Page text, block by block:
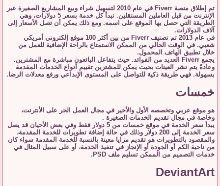
تم إطلاق منصة Fiverr في عام 2010 لتسهيل شراء وبيع المشاريع الصغيرة عبر
الإنترنت من قبل العاملين المستقلين. تبدأ كل خدمة بسعر 5 دولارات، وهي
الطريقة التي حصل بها الموقع على اسمه. ومع ذلك يمكن أن تصل الأسعار إلى
آلاف الدولارات.
في عام 2013 تم تصنيف Fiverr من بين أكثر 100 موقع إلكتروني أمريكي
شعبي. في الوقت الحالي من الممكن الاستمتاع بالراحة الإضافية للعمل من
خلال تطبيق الهاتف المحمول.
يجمع Fiverr العديد من الفوائد. حيث يتفاعل البائعون مباشرة مع المشترين.
وعادةً يتم نشر العينات بحيث يمكن للمشترين تقييم أنواع الخدمات المقدمة
بسهولة. فهي طريقة ذكية للتواصل على المستوى الإبداعي ورفع معدلات الرضا.
خمسات
هو موقع عربي وتخصصه الأول والأخير في مجال العمل الحر على الأنترنت،
وخاصة في مجال تقديم الخدمات الصغيرة .
يبدأ سعر الخدمة في موقع خمسات من 5 دولار فقط وفي بعض الأحيان قد يصل
سعر الخدمة إلى 200 دولار وذلك في حالة إضافة تطويرات للخدمة المقدمة،
والمقصود بالتطويرات هو تقديم مزايا معينة بالنسبة للخدمة المقدمة سواء كان
من ناحية الكم أو الجودة أو الإنجاز في تنفيذ الخدمة، أو على سبيل المثال في
خدمات التصميم من الممكن تسليم ملف PSD.
DeviantArt